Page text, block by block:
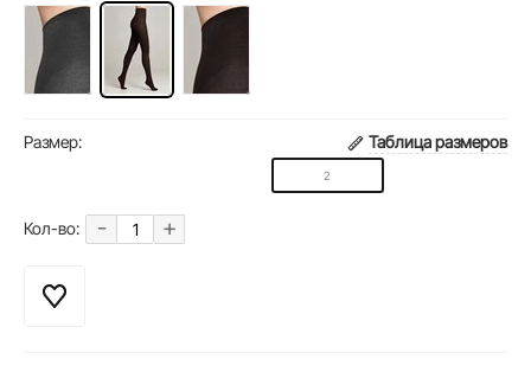
Размер: Таблица размеров
2
Кол-во: - +